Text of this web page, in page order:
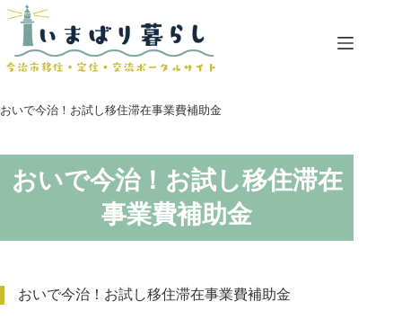
コ
ン
へ
ス
ッ
おいで今治！お試し移住滞在事業費補助金
おいで今治！お試し移住滞在
事業費補助金
おいで今治！お試し移住滞在事業費補助金